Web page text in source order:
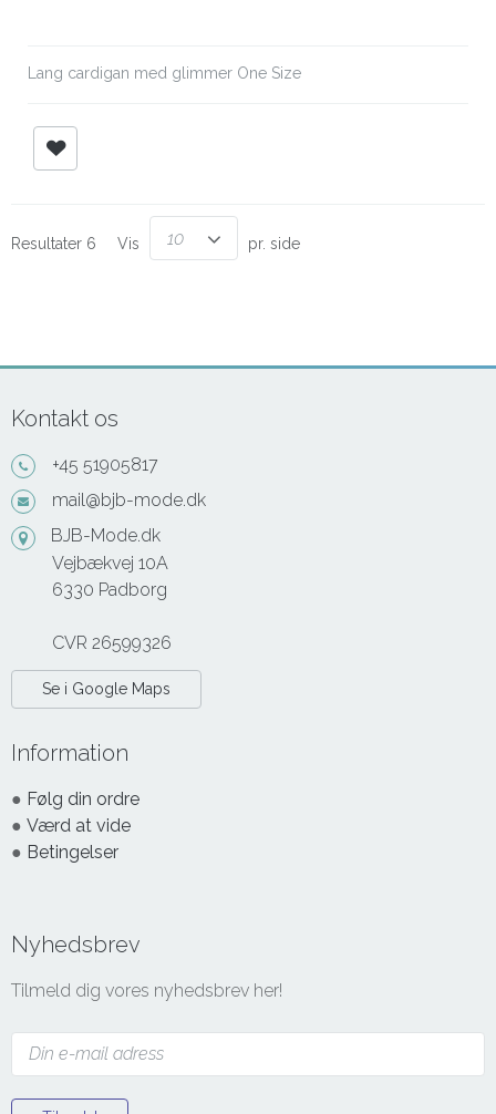
Lang cardigan med glimmer One Size
Resultater 6 Vis 10 pr. side
Kontakt os
+45 51905817
mail@bjb-mode.dk
BJB-Mode.dk
Vejbækvej 10A
6330 Padborg
CVR 26599326
Se i Google Maps
Information
● Følg din ordre
● Værd at vide
● Betingelser
Nyhedsbrev
Tilmeld dig vores nyhedsbrev her!